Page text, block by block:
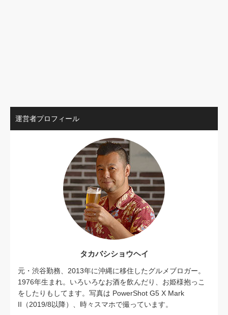
運営者プロフィール
タカバシショウヘイ
元・渋谷勤務、2013年に沖縄に移住したグルメブロガー。
1976年生まれ。いろいろなお酒を飲んだり、お姫様抱っこ
をしたりもしてます。写真は PowerShot G5 X Mark
II（2019/8以降）、時々スマホで撮っています。